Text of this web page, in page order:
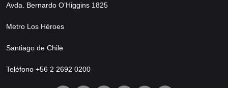
Avda. Bernardo O’Higgins 1825
Metro Los Héroes
Santiago de Chile
Teléfono +56 2 2692 0200